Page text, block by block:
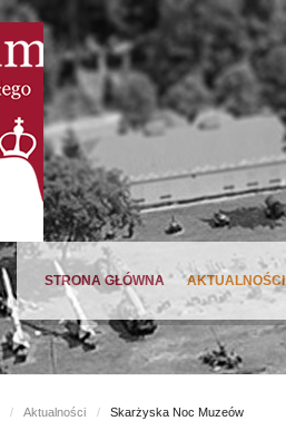
STRONA GŁÓWNA AKTUALNOŚCI
/ Aktualności / Skarżyska Noc Muzeów